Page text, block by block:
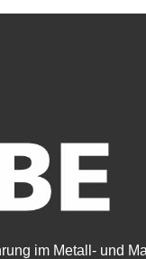
im Metall- und